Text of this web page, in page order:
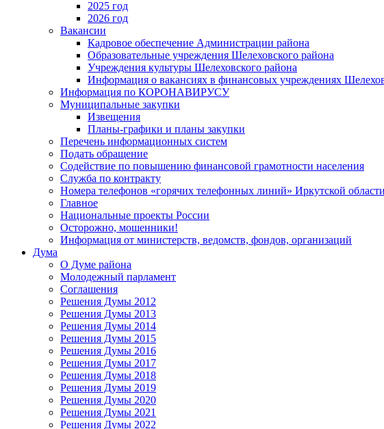
2025 год
2026 год
Вакансии
Кадровое обеспечение Администрации района
Образовательные учреждения Шелеховского района
Учреждения культуры Шелеховского района
Информация о вакансиях в финансовых учреждениях
Информация по КОРОНАВИРУСУ
Муниципальные закупки
Извещения
Планы-графики и планы закупки
Перечень информационных систем
Подать обращение
Содействие по повышению финансовой грамотности населения
Служба по контракту
Номера телефонов «горячих телефонных линий» Иркутской области
Главное
Национальные проекты России
Осторожно, мошенники!
Информация от министерств, ведомств, фондов, организаций
Дума
О Думе района
Молодежный парламент
Соглашения
Решения Думы 2012
Решения Думы 2013
Решения Думы 2014
Решения Думы 2015
Решения Думы 2016
Решения Думы 2017
Решения Думы 2018
Решения Думы 2019
Решения Думы 2020
Решения Думы 2021
Решения Думы 2022